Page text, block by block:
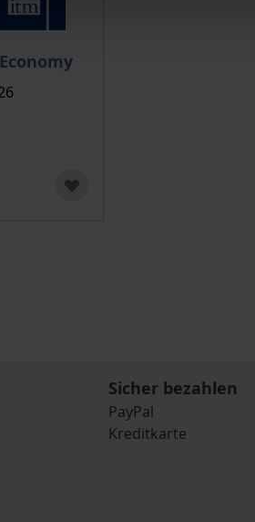
richtet sich nach der gewählten
Sicher bezahlen
PayPal
Kreditkarte